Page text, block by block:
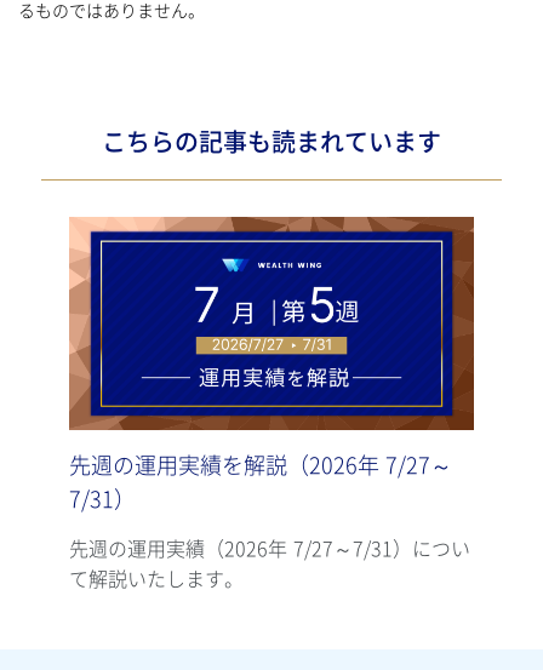
るものではありません。
こちらの記事も読まれています
先週の運用実績を解説（2026年 7/27～
7/31）
先週の運用実績（2026年 7/27～7/31）につい
て解説いたします。